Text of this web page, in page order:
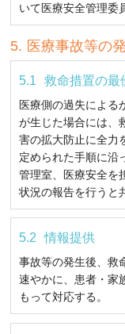
いて医療安全管理委
医療事故等の
救命措置の最
医療側の過失による
が生じた場合には、
害の拡大防止に全力
定められた手順に沿
管理室、医療安全を
状況の報告を行うと
情報提供
事故等の発生後、救
速やかに、患者・家
もって対応する。